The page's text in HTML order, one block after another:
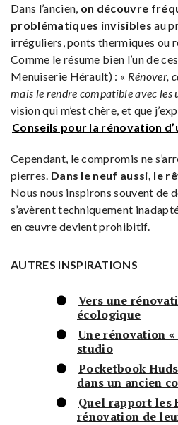
Dans l’ancien, on découvre
problématiques invisibles au
irréguliers, ponts thermiques ou
Comme le résume bien l’un de
Menuiserie Hérault) : « Rénover,
mais le rendre compatible avec les
vision qui m’est chère, et que
Conseils pour la rénovation
Cependant, le compromis ne
pierres. Dans le neuf aussi, le
Nous nous inspirons souvent de
s’avèrent techniquement
en œuvre devient prohibitif.
AUTRES INSPIRATIONS
Vers une
écologique
Une rénovation
studio
Pocketbook
dans un ancien
Quel rapport les
rénovation de